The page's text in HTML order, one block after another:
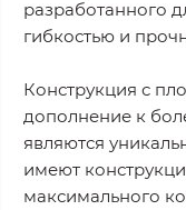
разработанного
гибкостью и
Конструкция с
дополнение к
являются
имеют
максимального